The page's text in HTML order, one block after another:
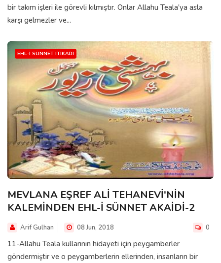
bir takım işleri ile görevli kılmıştır. Onlar Allahu Teala'ya asla
karşı gelmezler ve...
EHL-I SÜNNET İTIKADI
MEVLANA EŞREF ALİ TEHANEVİ'NİN
KALEMİNDEN EHL-İ SÜNNET AKAİDİ-2
Arif Gulhan 08 Jun, 2018 0
11-Allahu Teala kullarının hidayeti için peygamberler
göndermiştir ve o peygamberlerin ellerinden, insanların bir